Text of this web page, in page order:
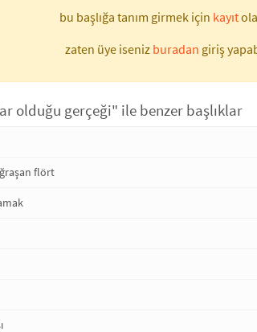
bu başlığa tanım girmek için kayıt
zaten üye iseniz buradan giriş
olduğu gerçeği" ile benzer başlıklar
flört